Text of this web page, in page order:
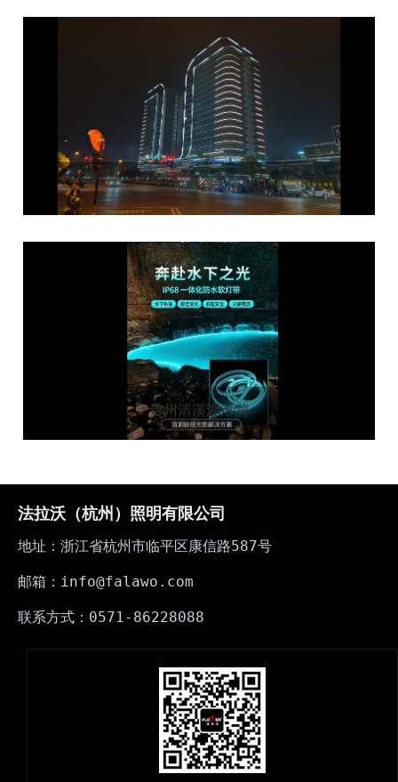
仁和商会大厦
贵州清溪湖溶洞
法拉沃（杭州）照明有限公司
地址：浙江省杭州市临平区康信路587号
邮箱：info@falawo.com
联系方式：0571-86228088